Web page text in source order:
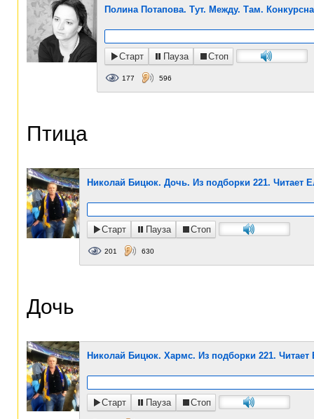
Полина Потапова. Тут. Между. Там.
Старт Пауза Стоп
177 596
Птица
Николай Бицюк. Дочь. Из подборки 221. Читает
Старт Пауза Стоп
201 630
Дочь
Николай Бицюк. Хармс. Из подборки 221. Читает
Старт Пауза Стоп